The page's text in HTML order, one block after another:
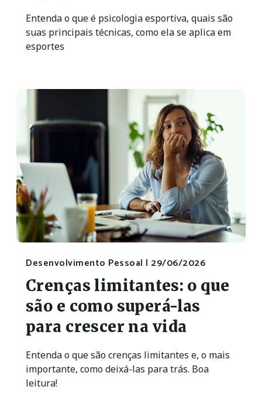
Entenda o que é psicologia esportiva, quais são
suas principais técnicas, como ela se aplica em
esportes
Desenvolvimento Pessoal | 29/06/2026
Crenças limitantes: o que
são e como superá-las
para crescer na vida
Entenda o que são crenças limitantes e, o mais
importante, como deixá-las para trás. Boa
leitura!